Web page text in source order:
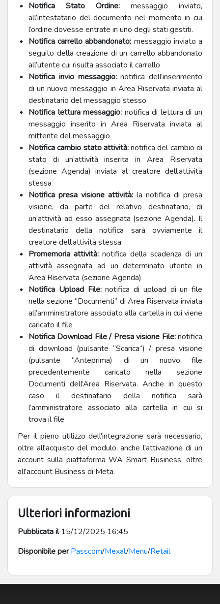
Notifica Stato Ordine: messaggio inviato,
all’intestatario del documento nel momento in cui
l’ordine dovesse entrate in uno degli stati gestiti.
Notifica carrello abbandonato: messaggio inviato a
seguito della creazione di un carrello abbandonato
all’utente cui risulta associato il carrello
Notifica invio messaggio:notifica dell’inserimento
di un nuovo messaggio in Area Riservata inviata al
destinatario del messaggio stesso
Notifica lettura messaggio: notifica di lettura di un
messaggio inserito in Area Riservata inviata al
mittente del messaggio
Notifica cambio stato attività:notifica del cambio di
stato di un’attività inserita in Area Riservata
(sezione Agenda) inviata al creatore dell’attività
stessa
Notifica presa visione attività: la notifica di presa
visione, da parte del relativo destinatario, di
un’attività ad esso assegnata (sezione Agenda). Il
destinatario della notifica sarà ovviamente il
creatore dell’attività stessa
Promemoria attività: notifica della scadenza di un
attività assegnata ad un determinato utente in
Area Riservata (sezione Agenda)
Notifica Upload File:notifica di upload di un file
nella sezione “Documenti” di Area Riservata inviata
all’amministratore associato alla cartella in cui viene
caricato il file
Notifica Download File / Presa visione File:notifica
di download (pulsante “Scarica”) / presa visione
(pulsante “Anteprima) di un nuovo file
precedentemente caricato nella sezione
Documenti dell’Area Riservata. Anche in questo
caso il destinatario della notifica sarà
l’amministratore associato alla cartella in cui si
trova il file
Per il pieno utilizzo dell'integrazione sarà necessario,
oltre all'acquisto del modulo, anche l'attivazione di un
account sulla piattaforma WA Smart Business, oltre
all'account Business di Meta.
Ulteriori informazioni
Pubblicata il15/12/2025 16:45
Disponibile per Passcom/Mexal/Menu/Retail